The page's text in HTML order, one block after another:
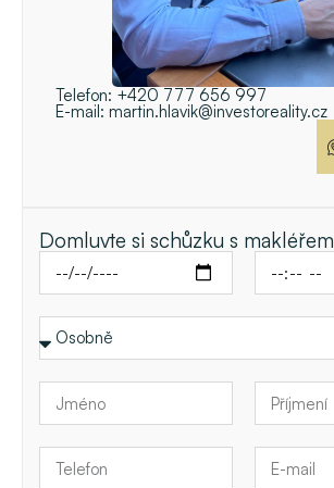
Telefon: +420 777 656 997
E-mail: martin.hlavik@investoreality.cz
Domluvte si schůzku s makléřem